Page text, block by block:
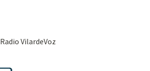
Radio VilardeVoz